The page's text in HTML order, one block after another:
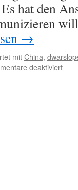
hat den
→
mitChina,
deaktiviertfür